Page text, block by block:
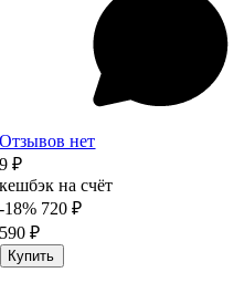
Отзывов нет
9 ₽
кешбэк на счёт
-18% 720 ₽
590 ₽
Купить